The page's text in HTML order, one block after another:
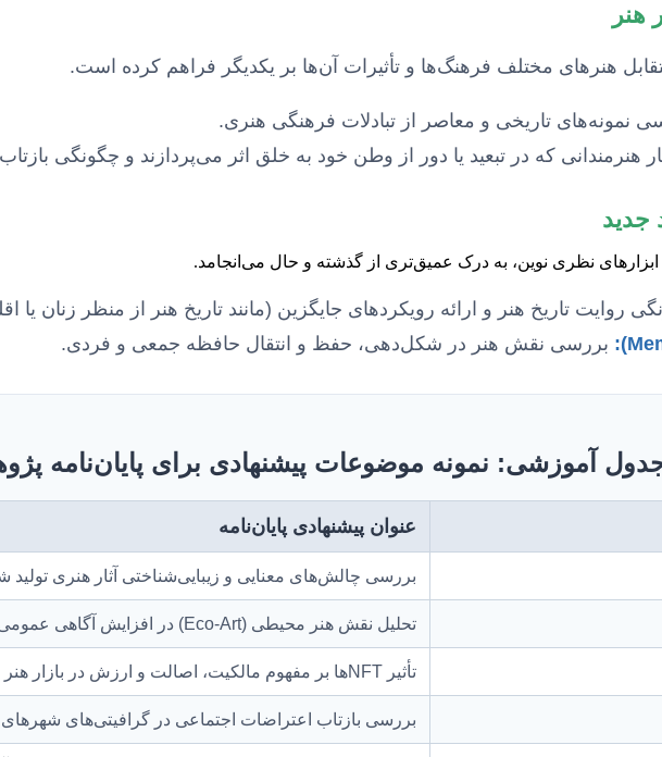
هنرهای مختلف فرهنگ‌ها و تأثیرات آن‌ها بر یکدیگر فراهم کرده است.
نمونه‌های تاریخی و معاصر از تبادلات فرهنگی هنری.
هنرمندانی که در تبعید یا دور از وطن خود به خلق اثر می‌پردازند و چگونگی
ابزارهای نظری نوین، به درک عمیق‌تری از گذشته و حال می‌انجامد.
روایت تاریخ هنر و ارائه رویکردهای جایگزین (مانند تاریخ هنر از منظر زنان یا
بررسی نقش هنر در شکل‌دهی، حفظ و انتقال حافظه جمعی و فردی.
آموزشی: نمونه‌ موضوعات پیشنهادی برای پایان‌نامه
عنوان پیشنهادی پایان‌نامه
بررسی چالش‌های معنایی و زیبایی‌شناختی آثار هنری تولید
تحلیل نقش هنر محیطی (Eco-Art) در افزایش آگاهی عمومی از تغییرات اقلیمی در ایران معاصر
تأثیر NFTها بر مفهوم مالکیت، اصالت و ارزش در بازار هنر دیجیتال (با مطالعه موردی)
بررسی بازتاب اعتراضات اجتماعی در گرافیتی‌های شهرهای